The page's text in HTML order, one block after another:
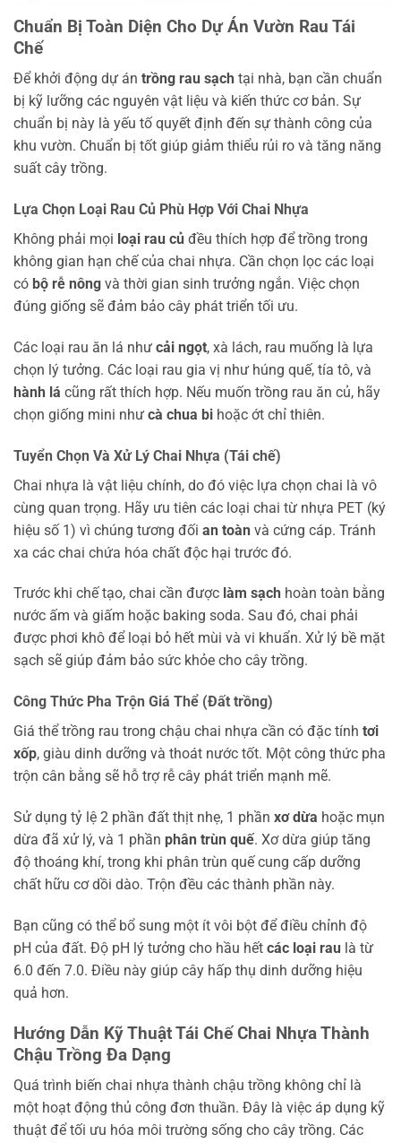
Chuẩn Bị Toàn Diện Cho Dự Án Vườn Rau Tái
Chế
Để khởi động dự án trồng rau sạch tại nhà, bạn cần chuẩn
bị kỹ lưỡng các nguyên vật liệu và kiến thức cơ bản. Sự
chuẩn bị này là yếu tố quyết định đến sự thành công của
khu vườn. Chuẩn bị tốt giúp giảm thiểu rủi ro và tăng năng
suất cây trồng.
Lựa Chọn Loại Rau Củ Phù Hợp Với Chai Nhựa
Không phải mọi loại rau củ đều thích hợp để trồng trong
không gian hạn chế của chai nhựa. Cần chọn lọc các loại
có bộ rễ nông và thời gian sinh trưởng ngắn. Việc chọn
đúng giống sẽ đảm bảo cây phát triển tối ưu.
Các loại rau ăn lá như cải ngọt, xà lách, rau muống là lựa
chọn lý tưởng. Các loại rau gia vị như húng quế, tía tô, và
hành lá cũng rất thích hợp. Nếu muốn trồng rau ăn củ, hãy
chọn giống mini như cà chua bi hoặc ớt chỉ thiên.
Tuyển Chọn Và Xử Lý Chai Nhựa (Tái chế)
Chai nhựa là vật liệu chính, do đó việc lựa chọn chai là vô
cùng quan trọng. Hãy ưu tiên các loại chai từ nhựa PET (ký
hiệu số 1) vì chúng tương đối an toàn và cứng cáp. Tránh
xa các chai chứa hóa chất độc hại trước đó.
Trước khi chế tạo, chai cần được làm sạch hoàn toàn bằng
nước ấm và giấm hoặc baking soda. Sau đó, chai phải
được phơi khô để loại bỏ hết mùi và vi khuẩn. Xử lý bề mặt
sạch sẽ giúp đảm bảo sức khỏe cho cây trồng.
Công Thức Pha Trộn Giá Thể (Đất trồng)
Giá thể trồng rau trong chậu chai nhựa cần có đặc tính tơi
xốp, giàu dinh dưỡng và thoát nước tốt. Một công thức pha
trộn cân bằng sẽ hỗ trợ rễ cây phát triển mạnh mẽ.
Sử dụng tỷ lệ 2 phần đất thịt nhẹ, 1 phần xơ dừa hoặc mụn
dừa đã xử lý, và 1 phần phân trùn quế. Xơ dừa giúp tăng
độ thoáng khí, trong khi phân trùn quế cung cấp dưỡng
chất hữu cơ dồi dào. Trộn đều các thành phần này.
Bạn cũng có thể bổ sung một ít vôi bột để điều chỉnh độ
pH của đất. Độ pH lý tưởng cho hầu hết các loại rau là từ
6.0 đến 7.0. Điều này giúp cây hấp thụ dinh dưỡng hiệu
quả hơn.
Hướng Dẫn Kỹ Thuật Tái Chế Chai Nhựa Thành
Chậu Trồng Đa Dạng
Quá trình biến chai nhựa thành chậu trồng không chỉ là
một hoạt động thủ công đơn thuần. Đây là việc áp dụng kỹ
thuật để tối ưu hóa môi trường sống cho cây trồng. Các